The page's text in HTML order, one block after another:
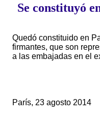
Se constituyó
Quedó constituido en
firmantes, que son
a las embajadas en el
París, 23 agosto 2014